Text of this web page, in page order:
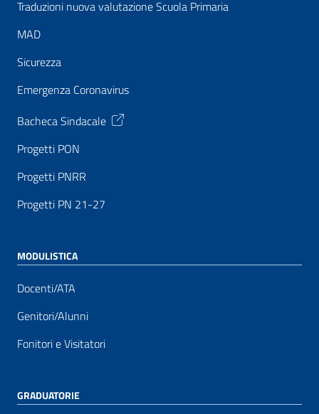
Traduzioni nuova valutazione Scuola Primaria
MAD
Sicurezza
Emergenza Coronavirus
Bacheca Sindacale
Progetti PON
Progetti PNRR
Progetti PN 21-27
MODULISTICA
Docenti/ATA
Genitori/Alunni
Fonitori e Visitatori
GRADUATORIE